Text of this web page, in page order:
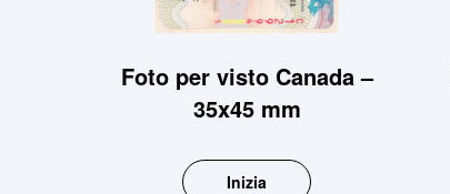
Foto per visto Canada –
35x45 mm
Inizia